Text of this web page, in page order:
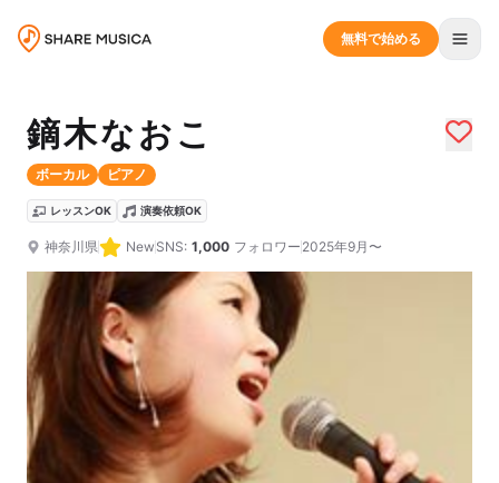
無料で始める
鏑木なおこ
ボーカル ピアノ
レッスンOK 演奏依頼OK
神奈川県 New SNS: 1,000 フォロワー 2025年9月〜